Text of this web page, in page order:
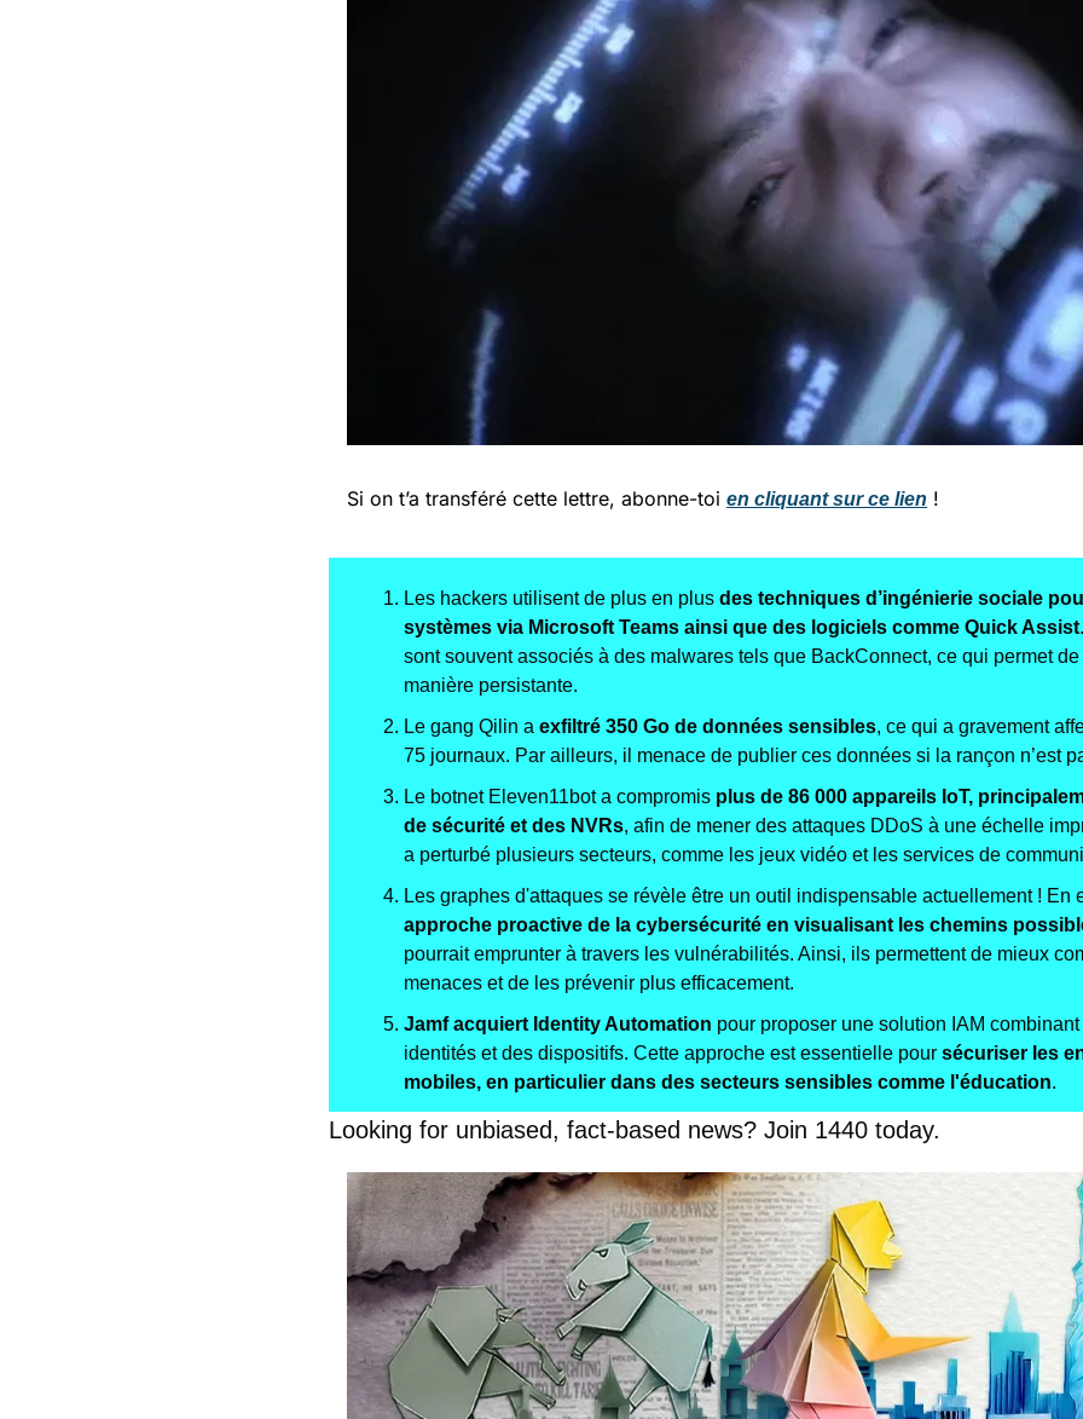
Si on t’a transféré cette lettre, abonne-toi en cliquant sur ce lien !
Les hackers utilisent de plus en plus des techniques d’ingénierie sociale
systèmes via Microsoft Teams ainsi que des logiciels comme Quick Assist
sont souvent associés à des malwares tels que BackConnect, ce qui permet de
manière persistante.
Le gang Qilin a exfiltré 350 Go de données sensibles, ce qui a gravement
75 journaux. Par ailleurs, il menace de publier ces données si la rançon n’est
Le botnet Eleven11bot a compromis plus de 86 000 appareils IoT,
de sécurité et des NVRs, afin de mener des attaques DDoS à une échelle
a perturbé plusieurs secteurs, comme les jeux vidéo et les services de
Les graphes d'attaques se révèle être un outil indispensable actuellement ! En
approche proactive de la cybersécurité en visualisant les chemins
pourrait emprunter à travers les vulnérabilités. Ainsi, ils permettent de mieux
menaces et de les prévenir plus efficacement.
Jamf acquiert Identity Automation pour proposer une solution IAM
identités et des dispositifs. Cette approche est essentielle pour sécuriser les
mobiles, en particulier dans des secteurs sensibles comme l'éducation.
Looking for unbiased, fact-based news? Join 1440 today.